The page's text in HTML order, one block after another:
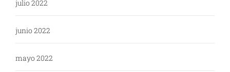
julio 2022
junio 2022
mayo 2022